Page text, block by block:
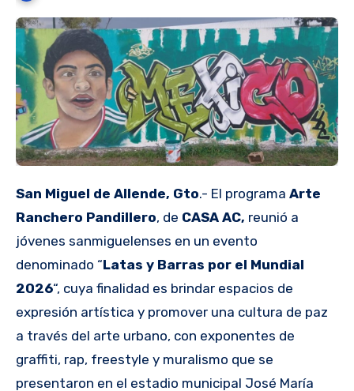
San Miguel de Allende, Gto.- El programa Arte
Ranchero Pandillero, de CASA AC, reunió a
jóvenes sanmiguelenses en un evento
denominado “Latas y Barras por el Mundial
2026“, cuya finalidad es brindar espacios de
expresión artística y promover una cultura de paz
a través del arte urbano, con exponentes de
graffiti, rap, freestyle y muralismo que se
presentaron en el estadio municipal José María